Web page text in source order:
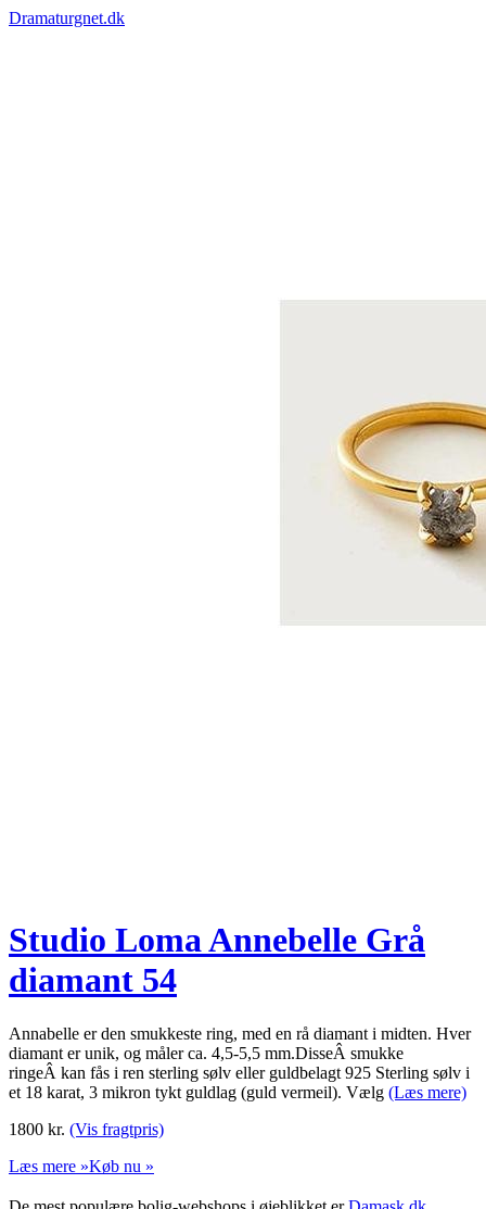
Dramaturgnet.dk
Studio Loma Annebelle Grå
diamant 54
Annabelle er den smukkeste ring, med en rå diamant i midten. Hver
diamant er unik, og måler ca. 4,5-5,5 mm.DisseÂ smukke
ringeÂ kan fås i ren sterling sølv eller guldbelagt 925 Sterling sølv i
et 18 karat, 3 mikron tykt guldlag (guld vermeil). Vælg (Læs mere)
1800 kr. (Vis fragtpris)
Læs mere »Køb nu »